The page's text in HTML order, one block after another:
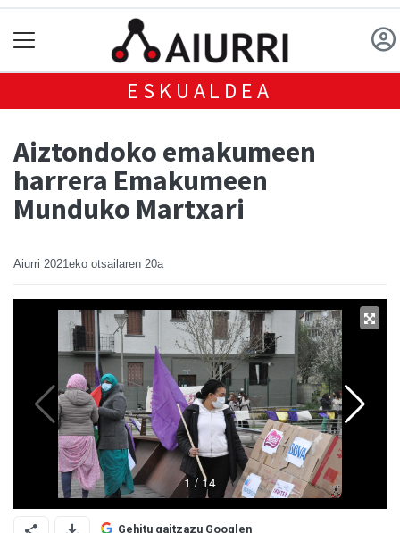
ESKUALDEA
Aiztondoko emakumeen
harrera Emakumeen
Munduko Martxari
Aiurri 2021eko otsailaren 20a
Gehitu gaitzazu Googlen